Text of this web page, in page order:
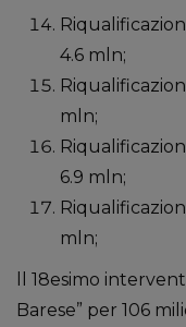
4.6 mln;
mln;
6.9 mln;
mln;
ll 18esimo
Barese” per 106